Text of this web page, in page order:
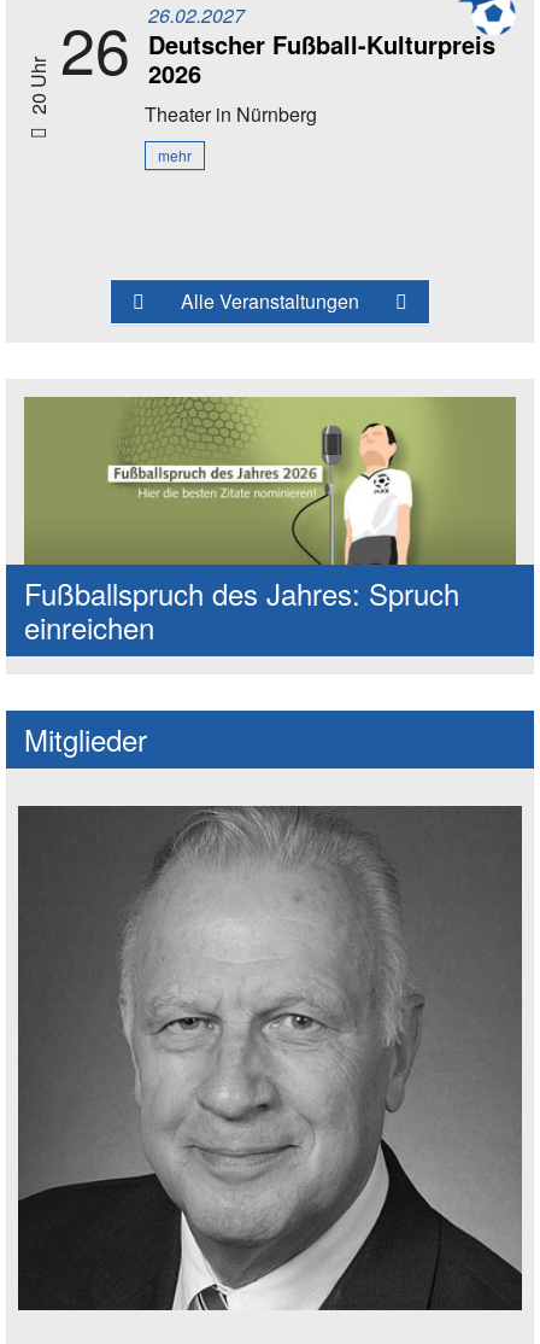
20 Uhr 26 26.02.2027
Deutscher Fußball-Kulturpreis
2026
Theaterin Nürnberg
mehr
Alle Veranstaltungen
Fußballspruch des Jahres: Spruch
einreichen
Mitglieder